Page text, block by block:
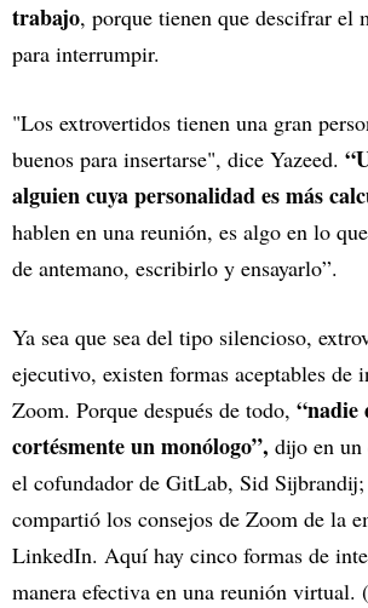
trabajo, porque tienen que descifrar el
para interrumpir.
"Los extrovertidos tienen una gran
buenos para insertarse", dice Yazeed.
alguien cuya personalidad es más
hablen en una reunión, es algo en lo
de antemano, escribirlo y ensayarlo”.
Ya sea que sea del tipo silencioso,
ejecutivo, existen formas aceptables de
Zoom. Porque después de todo, “nadie
cortésmente un monólogo”, dijo en
el cofundador de GitLab, Sid Sijbrandij;
compartió los consejos de Zoom de la
LinkedIn. Aquí hay cinco formas de
manera efectiva en una reunión virtual.